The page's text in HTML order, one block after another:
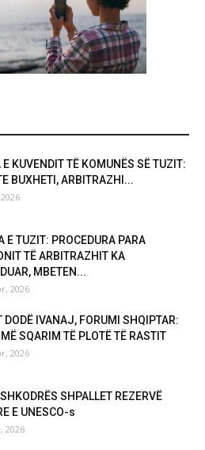
KUVENDIT TË KOMUNËS SË TUZIT:
BUXHETI, ARBITRAZHI...
E TUZIT: PROCEDURA PARA
TË ARBITRAZHIT KA
MBETEN...
2026
DODË IVANAJ, FORUMI SHQIPTAR:
SQARIM TË PLOTË TË RASTIT
2026
SHPALLET REZERVË
E UNESCO-s
2026